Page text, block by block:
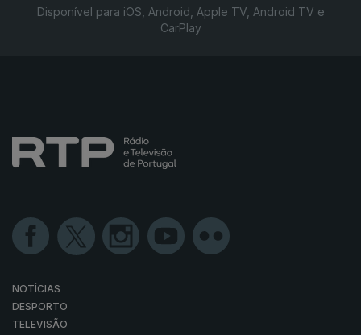
Disponível para iOS, Android, Apple TV, Android TV e
CarPlay
NOTÍCIAS
DESPORTO
TELEVISÃO